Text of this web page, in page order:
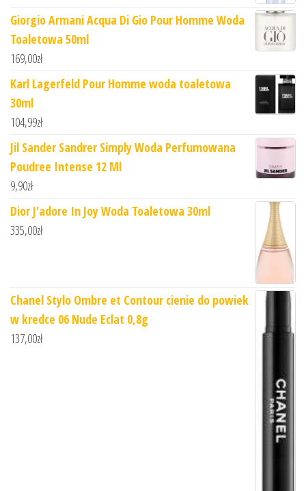
Giorgio Armani Acqua Di Gio Pour Homme Woda
Toaletowa 50ml
169,00zł
Karl Lagerfeld Pour Homme woda toaletowa
30ml
104,99zł
Jil Sander Sandrer Simply Woda Perfumowana
Poudree Intense 12 Ml
9,90zł
Dior J'adore In Joy Woda Toaletowa 30ml
335,00zł
Chanel Stylo Ombre et Contour cienie do powiek
w kredce 06 Nude Eclat 0,8g
137,00zł